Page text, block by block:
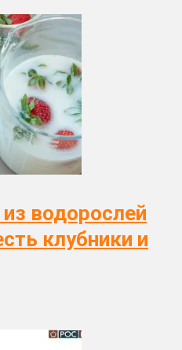
водорослей
клубники и